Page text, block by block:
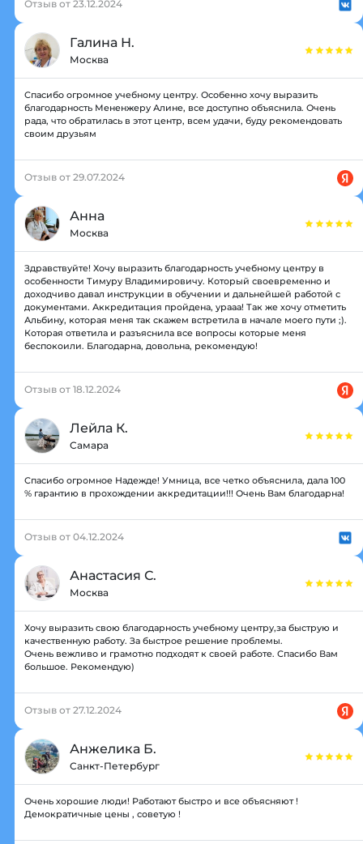
Отзыв от 23.12.2024
Галина Н.
Москва
Спасибо огромное учебному центру. Особенно хочу выразить
благодарность Мененжеру Алине, все доступно объяснила. Очень
рада, что обратилась в этот центр, всем удачи, буду рекомендовать
своим друзьям
Отзыв от 29.07.2024
Анна
Москва
Здравствуйте! Хочу выразить благодарность учебному центру в
особенности Тимуру Владимировичу. Который своевременно и
доходчиво давал инструкции в обучении и дальнейшей работой с
документами. Аккредитация пройдена, урааа! Так же хочу отметить
Альбину, которая меня так скажем встретила в начале моего пути ;).
Которая ответила и разъяснила все вопросы которые меня
беспокоили. Благодарна, довольна, рекомендую!
Отзыв от 18.12.2024
Лейла К.
Самара
Спасибо огромное Надежде! Умница, все четко объяснила, дала 100
% гарантию в прохождении аккредитации!!! Очень Вам благодарна!
Отзыв от 04.12.2024
Анастасия С.
Москва
Хочу выразить свою благодарность учебному центру,за быструю и
качественную работу. За быстрое решение проблемы.
Очень вежливо и грамотно подходят к своей работе. Спасибо Вам
большое. Рекомендую)
Отзыв от 27.12.2024
Анжелика Б.
Санкт-Петербург
Очень хорошие люди! Работают быстро и все объясняют !
Демократичные цены , советую !